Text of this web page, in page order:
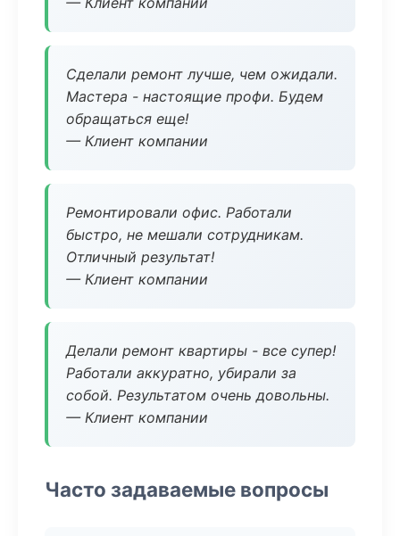
Сделали ремонт лучше, чем ожидали.
Мастера - настоящие профи. Будем
обращаться еще!
— Клиент компании
Ремонтировали офис. Работали
быстро, не мешали сотрудникам.
Отличный результат!
— Клиент компании
Делали ремонт квартиры - все супер!
Работали аккуратно, убирали за
собой. Результатом очень довольны.
— Клиент компании
Часто задаваемые вопросы